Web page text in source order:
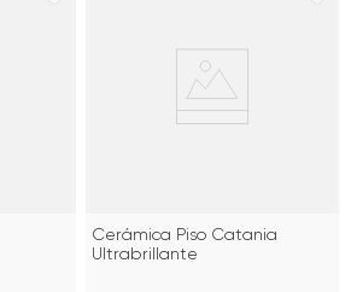
Cerámica Piso Catania
Ultrabrillante